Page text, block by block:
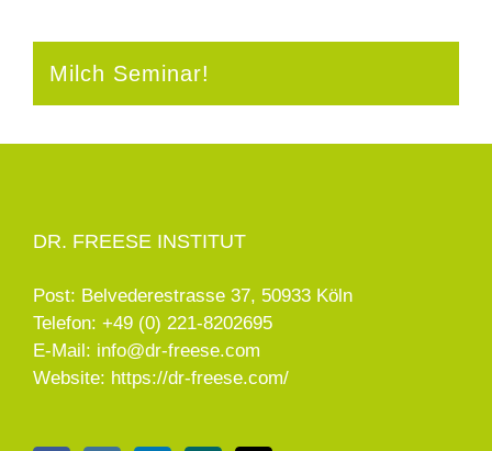
Milch Seminar!
DR. FREESE INSTITUT
Post: Belvederestrasse 37, 50933 Köln
Telefon: +49 (0) 221-8202695
E-Mail: info@dr-freese.com
Website: https://dr-freese.com/